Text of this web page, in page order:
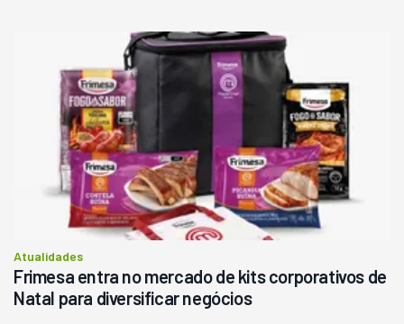
Atualidades
Frimesa entra no mercado de kits corporativos de
Natal para diversificar negócios